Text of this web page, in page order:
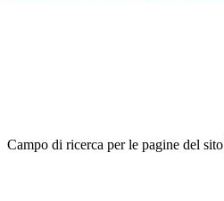
Campo di ricerca per le pagine del sito